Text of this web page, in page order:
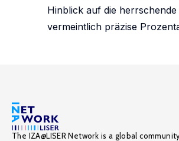
Hinblick auf die
vermeintlich präzise
The IZA@LISER Network is a global